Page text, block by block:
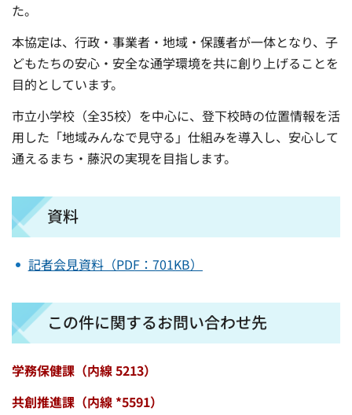
た。
本協定は、行政・事業者・地域・保護者が一体となり、子
どもたちの安心・安全な通学環境を共に創り上げることを
目的としています。
市立小学校（全35校）を中心に、登下校時の位置情報を活
用した「地域みんなで見守る」仕組みを導入し、安心して
通えるまち・藤沢の実現を目指します。
資料
記者会見資料（PDF：701KB）
この件に関するお問い合わせ先
学務保健課（内線 5213）
共創推進課（内線 *5591）